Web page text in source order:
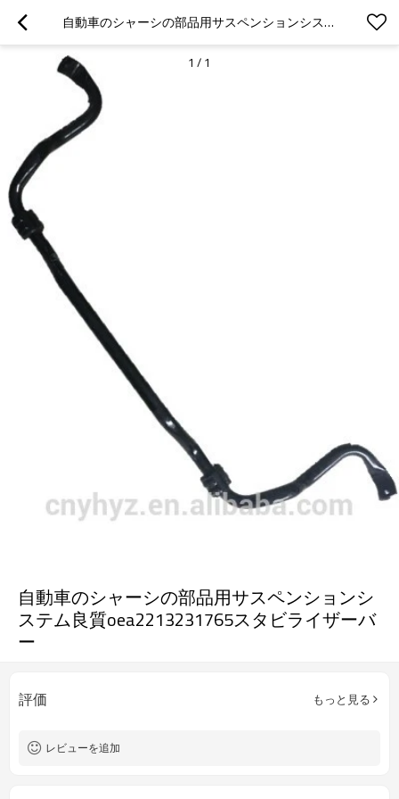
自動車のシャーシの部品用サスペンションシステム良質OEA2213231765スタビライザーバー
1 / 1
自動車のシャーシの部品用サスペンションシ
ステム良質oea2213231765スタビライザーバ
ー
評価 もっと見る
レビューを追加